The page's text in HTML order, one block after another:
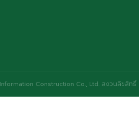
Construction Co., Ltd. สงวนลิขสิทธิ์